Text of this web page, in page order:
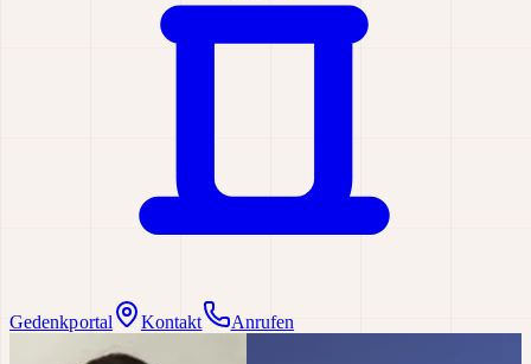
Gedenkportal Kontakt Anrufen